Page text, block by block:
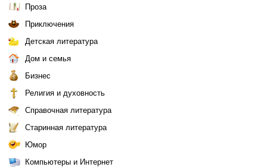
Проза
Приключения
Детская литература
Дом и семья
Бизнес
Религия и духовность
Справочная литература
Старинная литература
Юмор
Компьютеры и Интернет